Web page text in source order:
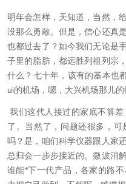
明年会怎样，天知道，当然，
没那么勇敢。但是，信心还真
也都过去了？如今我们无论是
子里的脂肪，都远胜列祖列宗
什么？七十年，该有的基本也
ui的机场，嗯，大兴机场那儿
我们这代人接过的家底不算
了。当然了，问题还很多，
吗？是，咱们科学仪器跟人家
总归会一步步接近的。微波消
谁能*下一代产品，各家的路